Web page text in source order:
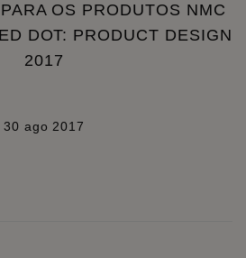
OS PRODUTOS NMC
DOT: PRODUCT DESIGN
2017
30 ago 2017